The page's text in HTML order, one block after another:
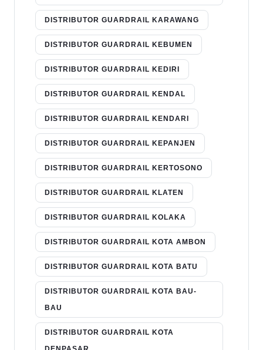
DISTRIBUTOR GUARDRAIL KARAWANG
DISTRIBUTOR GUARDRAIL KEBUMEN
DISTRIBUTOR GUARDRAIL KEDIRI
DISTRIBUTOR GUARDRAIL KENDAL
DISTRIBUTOR GUARDRAIL KENDARI
DISTRIBUTOR GUARDRAIL KEPANJEN
DISTRIBUTOR GUARDRAIL KERTOSONO
DISTRIBUTOR GUARDRAIL KLATEN
DISTRIBUTOR GUARDRAIL KOLAKA
DISTRIBUTOR GUARDRAIL KOTA AMBON
DISTRIBUTOR GUARDRAIL KOTA BATU
DISTRIBUTOR GUARDRAIL KOTA BAU-
BAU
DISTRIBUTOR GUARDRAIL KOTA